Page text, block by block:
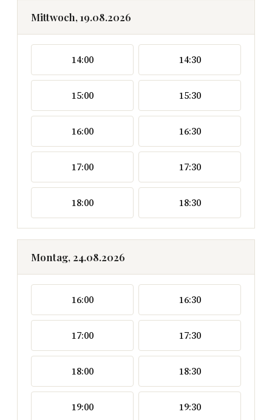
Mittwoch, 19.08.2026
14:00 14:30
15:00 15:30
16:00 16:30
17:00 17:30
18:00 18:30
Montag, 24.08.2026
16:00 16:30
17:00 17:30
18:00 18:30
19:00 19:30